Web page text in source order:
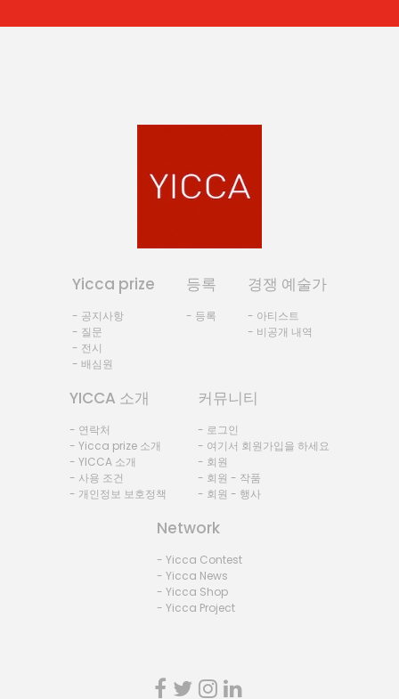
Yicca prize
- 공지사항
- 질문
- 전시
- 배심원
등록
- 등록
경쟁 예술가
- 아티스트
- 비공개 내역
YICCA 소개
- 연락처
- Yicca prize 소개
- YICCA 소개
- 사용 조건
- 개인정보 보호정책
커뮤니티
- 로그인
- 여기서 회원가입을 하세요
- 회원
- 회원 - 작품
- 회원 - 행사
Network
- Yicca Contest
- Yicca News
- Yicca Shop
- Yicca Project